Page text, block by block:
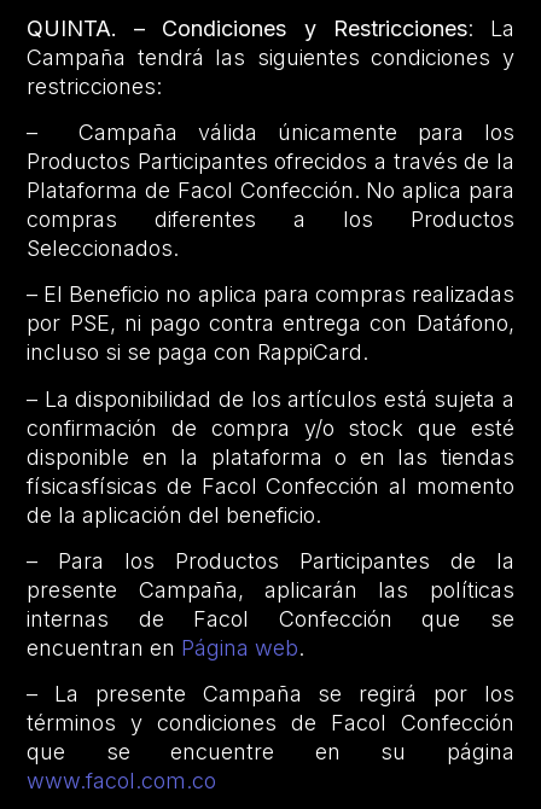
QUINTA. – Condiciones y Restricciones: La
Campaña tendrá las siguientes condiciones y
restricciones:
– Campaña válida únicamente para los
Productos Participantes ofrecidos a través de la
Plataforma de Facol Confección. No aplica para
compras diferentes a los Productos
Seleccionados.
– El Beneficio no aplica para compras realizadas
por PSE, ni pago contra entrega con Datáfono,
incluso si se paga con RappiCard.
– La disponibilidad de los artículos está sujeta a
confirmación de compra y/o stock que esté
disponible en la plataforma o en las tiendas
físicasfísicas de Facol Confección al momento
de la aplicación del beneficio.
– Para los Productos Participantes de la
presente Campaña, aplicarán las políticas
internas de Facol Confección que se
encuentran en Página web.
– La presente Campaña se regirá por los
términos y condiciones de Facol Confección
que se encuentre en su página
www.facol.com.co